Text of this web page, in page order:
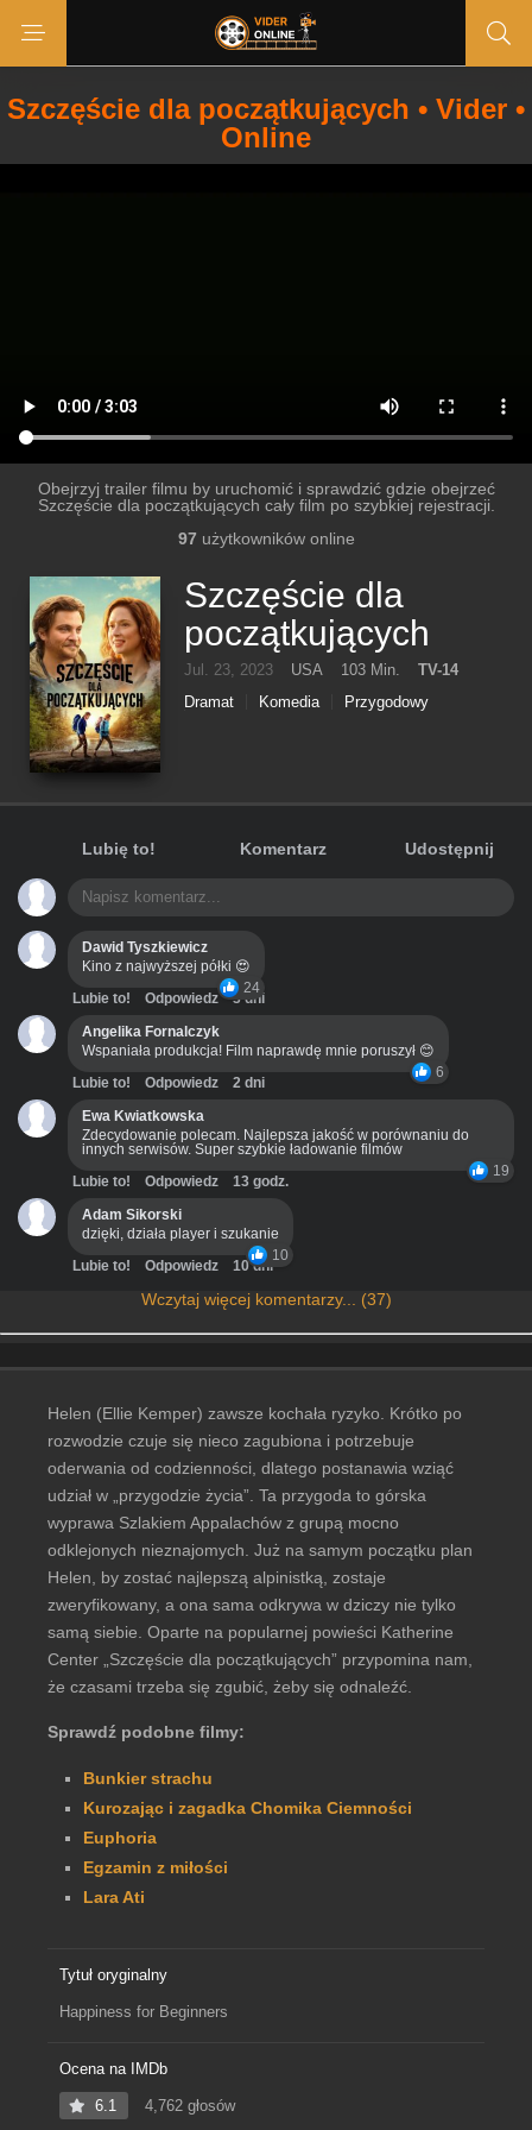
Szczęście dla początkujących • Vider •
Online
Obejrzyj trailer filmu by uruchomić i sprawdzić gdzie obejrzeć
Szczęście dla początkujących cały film po szybkiej rejestracji.
97 użytkowników online
Szczęście dla
początkujących
Jul. 23, 2023 USA 103 Min.
TV-14
Dramat
Komedia
Przygodowy
Lubię to! Komentarz Udostępnij
Dawid Tyszkiewicz
Kino z najwyższej półki 😍
24
Lubie to! Odpowiedz
3 dni
Angelika Fornalczyk
Wspaniała produkcja! Film naprawdę mnie poruszył 😊
6
Lubie to! Odpowiedz
2 dni
Ewa Kwiatkowska
Zdecydowanie polecam. Najlepsza jakość w porównaniu do
innych serwisów. Super szybkie ładowanie filmów
19
Lubie to! Odpowiedz
13 godz.
Adam Sikorski
dzięki, działa player i szukanie
10
Lubie to! Odpowiedz 10 dni
Wczytaj więcej komentarzy... (37)
Helen (Ellie Kemper) zawsze kochała ryzyko. Krótko po
rozwodzie czuje się nieco zagubiona i potrzebuje
oderwania od codzienności, dlatego postanawia wziąć
udział w „przygodzie życia”. Ta przygoda to górska
wyprawa Szlakiem Appalachów z grupą mocno
odklejonych nieznajomych. Już na samym początku plan
Helen, by zostać najlepszą alpinistką, zostaje
zweryfikowany, a ona sama odkrywa w dziczy nie tylko
samą siebie. Oparte na popularnej powieści Katherine
Center „Szczęście dla początkujących” przypomina nam,
że czasami trzeba się zgubić, żeby się odnaleźć.
Sprawdź podobne filmy:
Bunkier strachu
Kurozając i zagadka Chomika Ciemności
Euphoria
Egzamin z miłości
Lara Ati
Tytuł oryginalny
Happiness for Beginners
Ocena na IMDb
6.1 4,762 głosów